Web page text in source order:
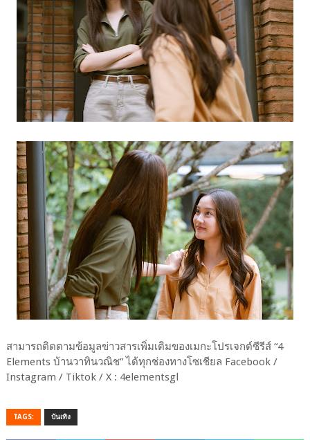
สามารถติดตามข้อมูลข่าวสารเพิ่มเติมของเมกะโปรเจกต์ซีรีส์ “4
Elements บ้านวาทินวณิช” ได้ทุกช่องทางโซเชียล Facebook /
Instagram / Tiktok / X : 4elementsgl
TAGS: บันเทิง